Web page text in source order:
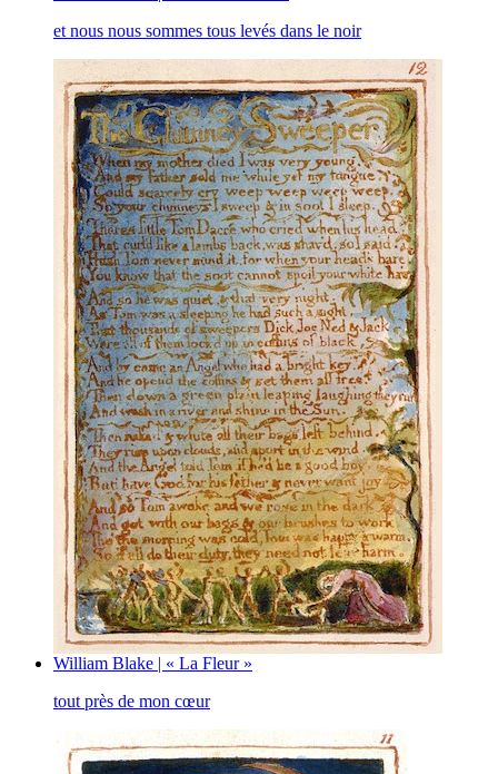
et nous nous sommes tous levés dans le noir
William Blake | « La Fleur »
tout près de mon cœur